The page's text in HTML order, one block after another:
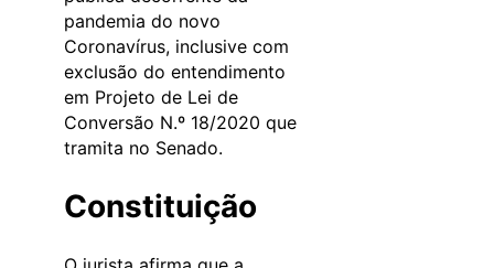
pandemia do novo
Coronavírus, inclusive com
exclusão do entendimento
em Projeto de Lei de
Conversão N.º 18/2020 que
tramita no Senado.
Constituição